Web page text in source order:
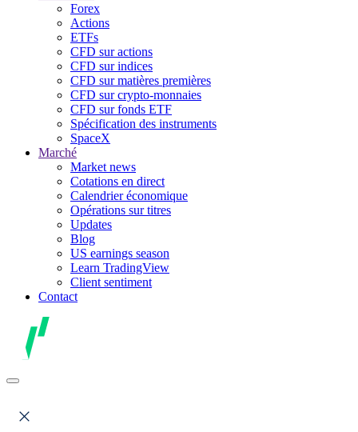
Forex
Actions
ETFs
CFD sur actions
CFD sur indices
CFD sur matières premières
CFD sur crypto-monnaies
CFD sur fonds ETF
Spécification des instruments
SpaceX
Marché
Market news
Cotations en direct
Calendrier économique
Opérations sur titres
Updates
Blog
US earnings season
Learn TradingView
Client sentiment
Contact